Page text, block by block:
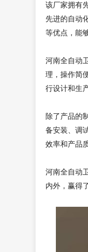
该厂家拥有
先进的自动
等优点，能
河南全自动
理，操作简
行设计和生
除了产品的
备安装、调
效率和产品
河南全自动
内外，赢得